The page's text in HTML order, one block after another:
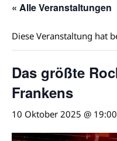
« Alle Veranstaltungen
Diese Veranstaltung hat
Das größte
Frankens
10 Oktober 2025 @ 19:00